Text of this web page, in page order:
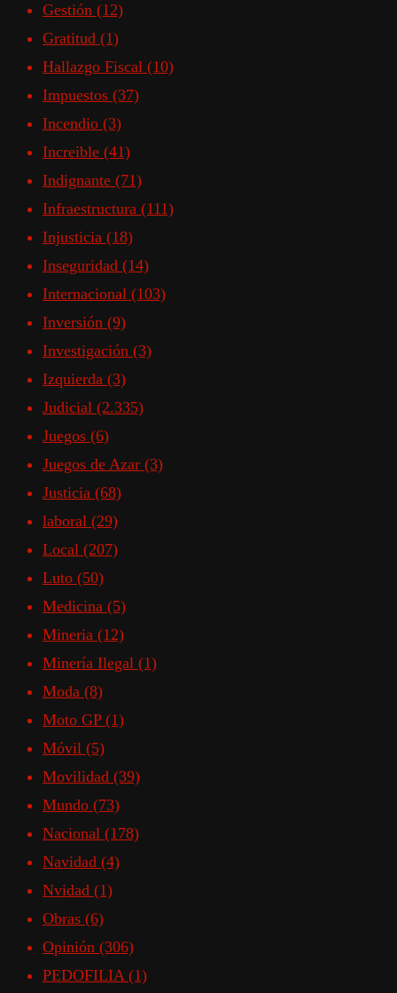
Gestión (12)
Gratitud (1)
Hallazgo Fiscal (10)
Impuestos (37)
Incendio (3)
Increible (41)
Indignante (71)
Infraestructura (111)
Injusticia (18)
Inseguridad (14)
Internacional (103)
Inversión (9)
Investigación (3)
Izquierda (3)
Judicial (2.335)
Juegos (6)
Juegos de Azar (3)
Justicia (68)
laboral (29)
Local (207)
Luto (50)
Medicina (5)
Mineria (12)
Minería Ilegal (1)
Moda (8)
Moto GP (1)
Móvil (5)
Movilidad (39)
Mundo (73)
Nacional (178)
Navidad (4)
Nvidad (1)
Obras (6)
Opinión (306)
PEDOFILIA (1)